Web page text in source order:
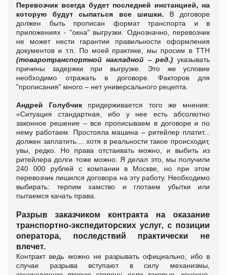
Перевозчик всегда будет последней инстанцией, на
которую будут сыпаться все шишки. В договоре
должен быть прописан формат транспорта и в
приложениях - "окна" выгрузки. Однозначно, перевозчик
не может нести гарантии правильности оформления
документов и т.п. По моей практике, мы просим в ТТН
(товаротранспортной накладной – ред.) указывать
причины задержки при выгрузке. Это же условие
необходимо отражать в договоре. Факторов для
"прописания" много – нет универсального рецепта.
Андрей Голубчик
придерживается того же мнения:
«Ситуация стандартная, ибо у нее есть абсолютно
законное решение – все прописываем в договоре и по
нему работаем. Простояла машина – ритейлер платит...
должен заплатить.... хотя в реальности такое происходит,
увы, редко. Но права отстаивать можно, и выбить из
ритейлера долги тоже можно. Я делал это, мы получили
240 000 рублей с компании в Москве, но при этом
перевозчик лишился договора на эту работу. Необходимо
выбирать: терпим хамство и глотаем убытки или
пытаемся качать права.
Разрыв заказчиком контракта на оказание
транспортно-экспедиторских услуг, с позиции
оператора, последствий практически не
влечет.
Контракт ведь можно не разрывать официально, ибо в
случае разрыва вступают в силу механизмы,